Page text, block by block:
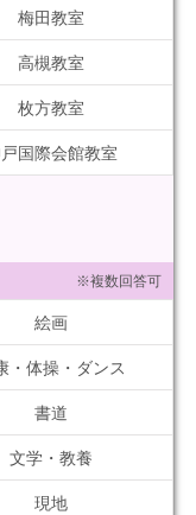
梅田教室
高槻教室
枚方教室
国際会館教室
※複数回答可
絵画
・体操・ダンス
書道
文学・教養
現地